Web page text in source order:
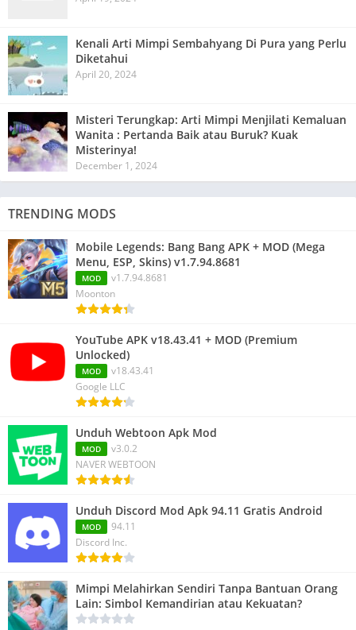
Kenali Arti Mimpi Sembahyang Di Pura yang Perlu
Diketahui
April 20, 2024
Misteri Terungkap: Arti Mimpi Menjilati Kemaluan
Wanita : Pertanda Baik atau Buruk? Kuak
Misterinya!
December 1, 2024
TRENDING MODS
Mobile Legends: Bang Bang APK + MOD (Mega
Menu, ESP, Skins) v1.7.94.8681
MOD
v1.7.94.8681
Moonton
YouTube APK v18.43.41 + MOD (Premium
Unlocked)
MOD
v18.43.41
Google LLC
Unduh Webtoon Apk Mod
MOD
v3.0.2
NAVER WEBTOON
Unduh Discord Mod Apk 94.11 Gratis Android
MOD
94.11
Discord Inc.
Mimpi Melahirkan Sendiri Tanpa Bantuan Orang
Lain: Simbol Kemandirian atau Kekuatan?